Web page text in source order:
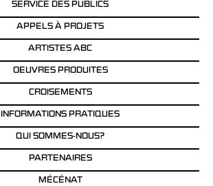
SERVICE DES PUBLICS
APPELS À PROJETS
ARTISTES ABC
OEUVRES PRODUITES
CROISEMENTS
INFORMATIONS PRATIQUES
QUI SOMMES-NOUS?
PARTENAIRES
MÉCÉNAT